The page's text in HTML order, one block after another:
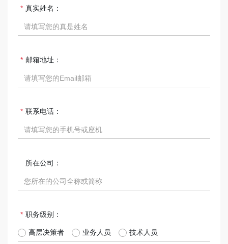
真实姓名：
邮箱地址：
联系电话：
所在公司：
职务级别：
高层决策者 业务人员 技术人员